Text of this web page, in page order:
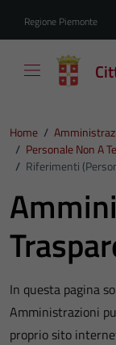
Regione Piemonte
Home /
/ Personale Non A
/ Riferimenti
In questa pagina
Amministrazioni
proprio sito